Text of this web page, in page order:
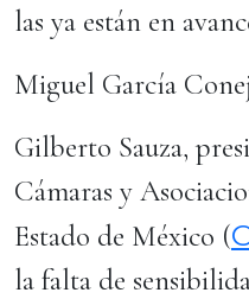
las ya están en
Miguel García
Gilberto Sauza,
Cámaras y
Estado de México (
la falta de